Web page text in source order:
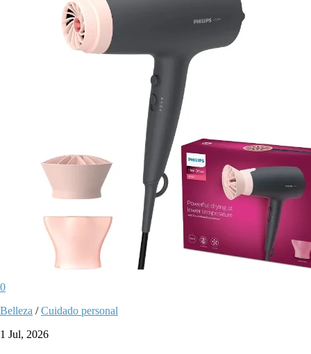
0
Belleza /Cuidado personal
1 Jul, 2026